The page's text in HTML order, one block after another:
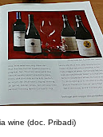
wine (doc. Pribadi)